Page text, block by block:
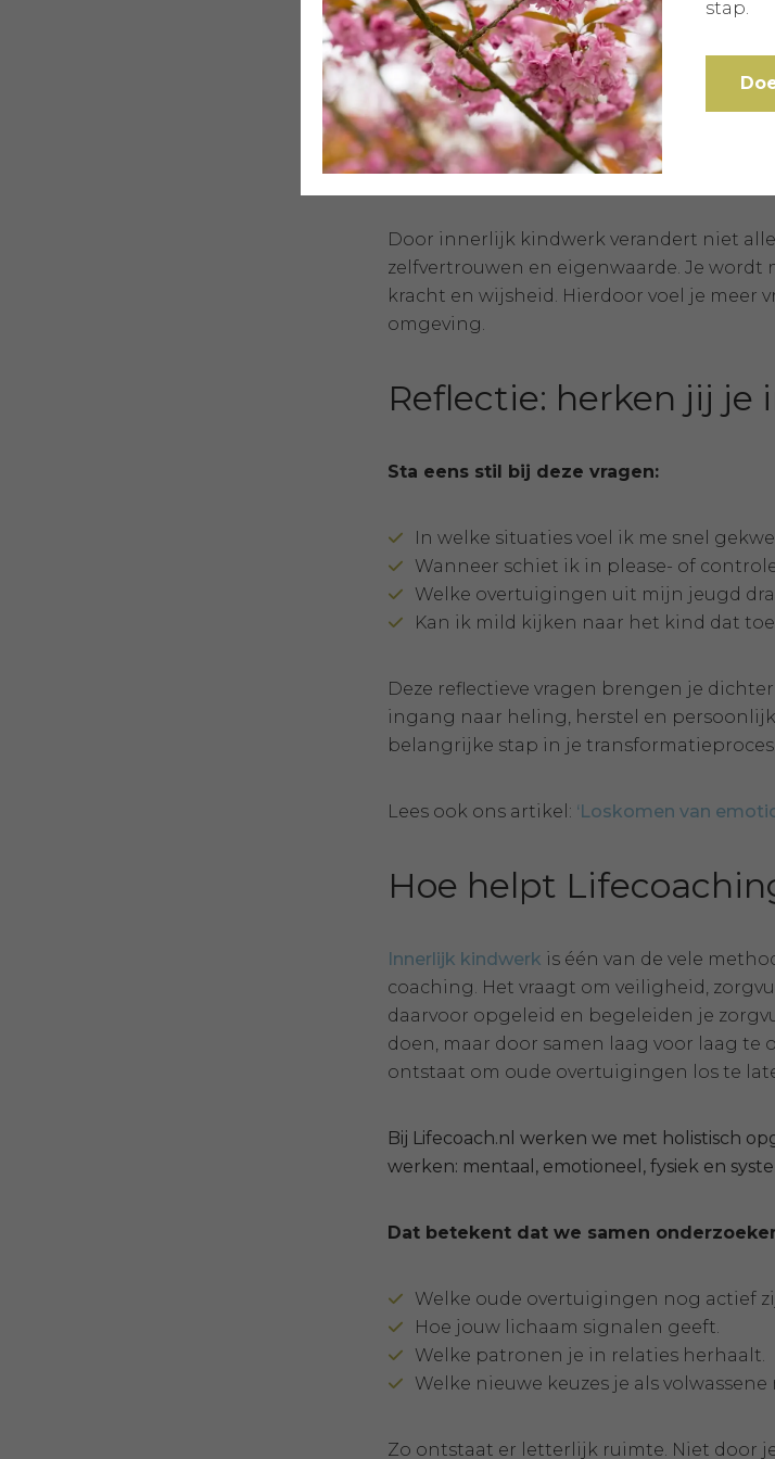
Moeilijkheden in relaties (angst voor
Perfectionisme of faalangst.
Moeite met grenzen stellen.
Schuldgevoelens of chronische
Een diep gevoel van leegte of onrust.
Burn-out of lichamelijke
Door innerlijk kindwerk verandert niet
zelfvertrouwen en eigenwaarde. Je
kracht en wijsheid. Hierdoor voel je
omgeving.
Reflectie: herken jij je
Sta eens stil bij deze vragen:
In welke situaties voel ik me snel
Wanneer schiet ik in please- of
Welke overtuigingen uit mijn jeugd
Kan ik mild kijken naar het kind dat
Deze reflectieve vragen brengen je
ingang naar heling, herstel en
belangrijke stap in je transformatieproces.
Lees ook ons artikel: ‘Loskomen van
Hoe helpt
Innerlijk kindwerk is één van de vele
coaching. Het vraagt om veiligheid,
daarvoor opgeleid en begeleiden je
doen, maar door samen laag voor laag
ontstaat om oude overtuigingen los te
Bij Lifecoach.nl werken we met holistisch
werken: mentaal, emotioneel, fysiek en
Dat betekent dat we samen
Welke oude overtuigingen nog actief
Hoe jouw lichaam signalen geeft.
Welke patronen je in relaties herhaalt.
Welke nieuwe keuzes je als
Zo ontstaat er letterlijk ruimte. Niet door
stap.